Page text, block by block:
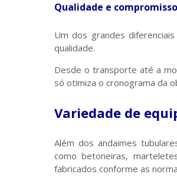
Qualidade e
Um dos grandes
qualidade.
Desde o transporte até a
só otimiza o cronograma da
Variedade de
Além dos andaimes
como betoneiras,
fabricados conforme as